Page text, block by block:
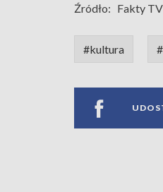
Źródło: Fakty
#kultura